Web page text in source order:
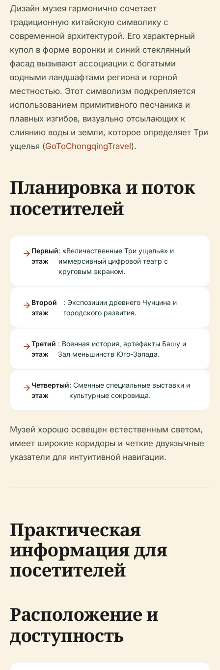
Дизайн музея гармонично сочетает
традиционную китайскую символику с
современной архитектурой. Его характерный
купол в форме воронки и синий стеклянный
фасад вызывают ассоциации с богатыми
водными ландшафтами региона и горной
местностью. Этот символизм подкрепляется
использованием примитивного песчаника и
плавных изгибов, визуально отсылающих к
слиянию воды и земли, которое определяет Три
ущелья (GoToChongqingTravel).
Планировка и поток
посетителей
Первый
этаж
: «Величественные Три ущелья» и
иммерсивный цифровой театр с
круговым экраном.
Второй
этаж
: Экспозиции древнего Чунцина и
городского развития.
Третий
этаж
: Военная история, артефакты Башу и
Зал меньшинств Юго-Запада.
Четвертый
этаж
: Сменные специальные выставки и
культурные сокровища.
Музей хорошо освещен естественным светом,
имеет широкие коридоры и четкие двуязычные
указатели для интуитивной навигации.
Практическая
информация для
посетителей
Расположение и
доступность